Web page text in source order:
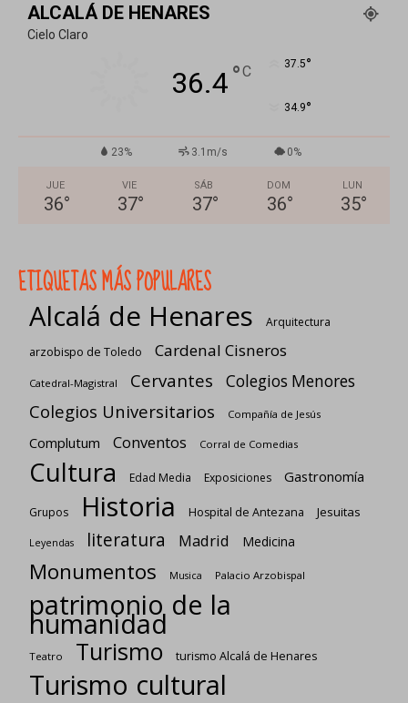
ALCALÁ DE HENARES
Cielo Claro
36.4°C 37.5°
34.9°
23% 3.1m/s 0%
JUE
36°
VIE
37°
SÁB
37°
DOM
36°
LUN
35°
ETIQUETAS MÁS POPULARES
Alcalá de Henares
Arquitectura
arzobispo de Toledo
Cardenal Cisneros
Catedral-Magistral Cervantes Colegios Menores
Colegios Universitarios Compañía de Jesús
Complutum Conventos Corral de Comedias
Cultura Edad Media Exposiciones Gastronomía
Grupos Historia Hospital de Antezana Jesuitas
Leyendas literatura Madrid Medicina
Monumentos Musica Palacio Arzobispal
patrimonio de la
humanidad
Teatro Turismo turismo Alcalá de Henares
Turismo cultural